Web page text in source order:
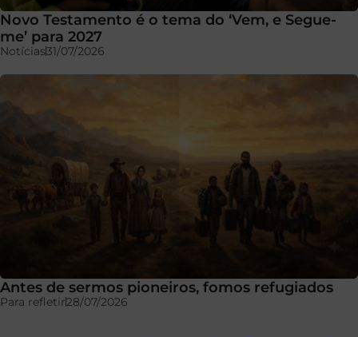
Novo Testamento é o tema do ‘Vem, e Segue-
me’ para 2027
Notícias31/07/2026
Antes de sermos pioneiros, fomos refugiados
Para refletir28/07/2026